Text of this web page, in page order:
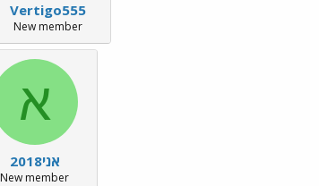
Vertigo555
New member
א
אני2018
New member